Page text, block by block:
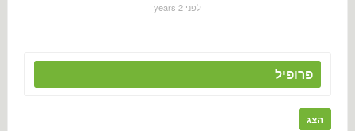
לפני 2 years
פרופיל
הצג